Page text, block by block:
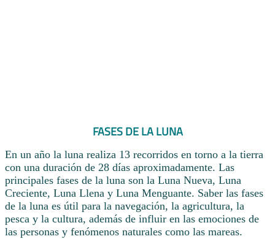
FASES DE LA LUNA
En un año la luna realiza 13 recorridos en torno a la tierra
con una duración de 28 días aproximadamente. Las
principales fases de la luna son la Luna Nueva, Luna
Creciente, Luna Llena y Luna Menguante. Saber las fases
de la luna es útil para la navegación, la agricultura, la
pesca y la cultura, además de influir en las emociones de
las personas y fenómenos naturales como las mareas.